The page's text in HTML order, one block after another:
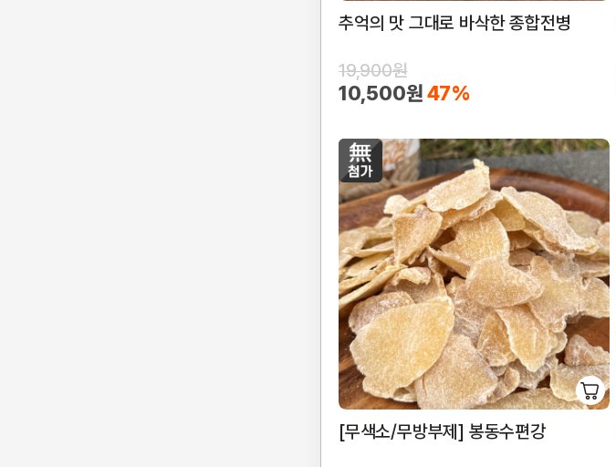
추억의 맛 그대로 바삭한 종합전병
19,900원
10,500원47%
[무색소/무방부제] 봉동수편강